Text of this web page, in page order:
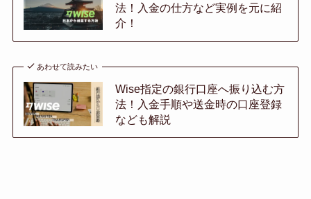
法！入金の仕方など実例を元に紹
介！
あわせて読みたい
Wise指定の銀行口座へ振り込む方
法！入金手順や送金時の口座登録
なども解説